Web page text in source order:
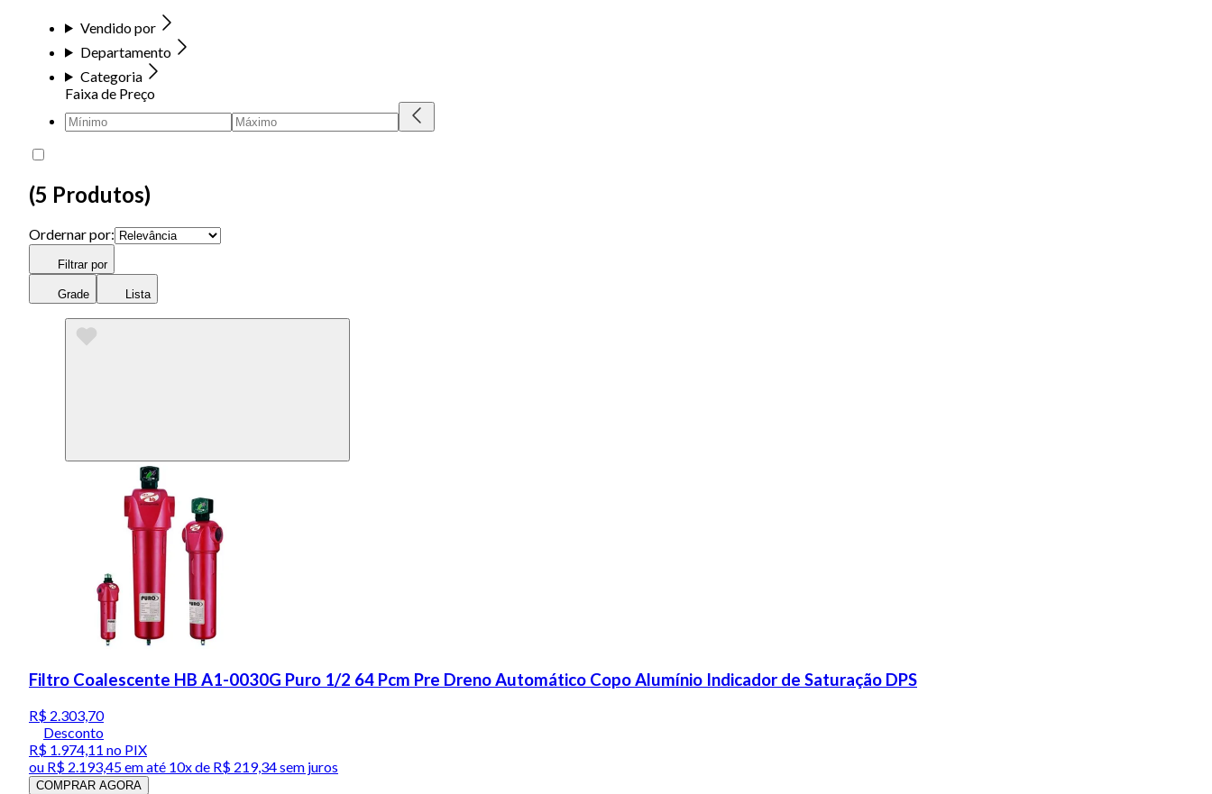
Vendido por
Departamento
Categoria
Faixa de Preço
(5 Produtos)
Ordernar por:
Filtrar por
Grade Lista
Filtro Coalescente HB A1-0030G Puro 1/2 64 Pcm Pre Dreno Automático Copo Alumínio Indicador de Saturação DPS
R$ 2.303,70
Desconto
R$ 1.974,11 no PIX
ou R$ 2.193,45em até 10x de R$ 219,34 sem juros
COMPRAR AGORA